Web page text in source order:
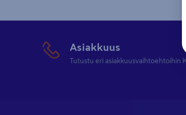
Asiakkuus
Tutustu eri asiakkuusvaihtoehtoihin